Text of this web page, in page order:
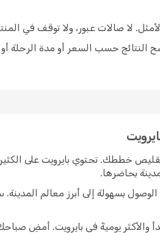
لا صالات عبور، ولا توقف في
حسب السعر أو مدة الرحلة أو
خططك. تحتوي بايرويت على
بحاضرها.
بسهولة إلى أبرز معالم
والأكثر يوميةً في بايرويت.